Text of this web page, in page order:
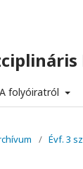
A folyóiratról
/ Évf. 3